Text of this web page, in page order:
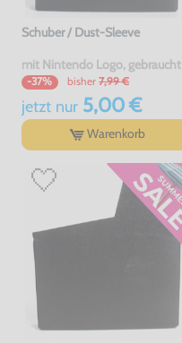
Schuber / Dust-Sleeve
mit Nintendo Logo, gebraucht
-37% bisher 7,99 €
jetzt nur5,00 €
Warenkorb